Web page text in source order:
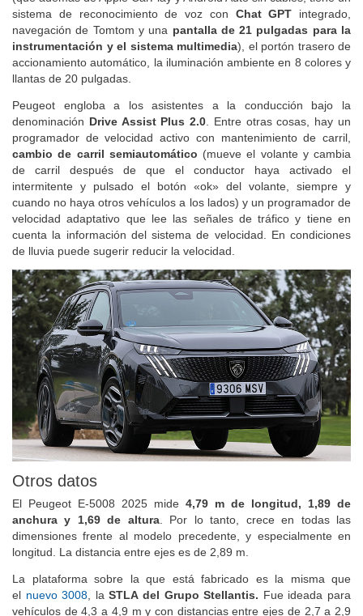
(que además de Apple CarPlay y Android Auto sin cables, tiene un
sistema de reconocimiento de voz con Chat GPTintegrado,
navegación de Tomtom y unapantalla de 21 pulgadas para la
instrumentación y el sistema multimedia), el portón trasero de
accionamiento automático, la iluminación ambiente en 8 colores y
Peugeot engloba a los asistentes a la conducción bajo la
denominaciónDrive Assist Plus 2.0. Entre otras cosas, hay un
programador de velocidad activo con mantenimiento de carril,
cambio de carril semiautomático(mueve el volante y cambia
de carril después de que el conductor haya activado el
intermitente y pulsado el botón «ok» del volante, siempre y
cuando no haya otros vehículos a los lados) y un programador de
velocidad adaptativo que lee las señales de tráfico y tiene en
cuenta la información del sistema de velocidad. En condiciones
El Peugeot E-5008 2025 mide4,79 m de longitud, 1,89 de
anchura y 1,69 de altura. Por lo tanto, crece en todas las
dimensiones frente al modelo precedente, y especialmente en
La plataforma sobre la que está fabricado es la misma que
elnuevo 3008 , la STLA del Grupo Stellantis.Fue ideada para